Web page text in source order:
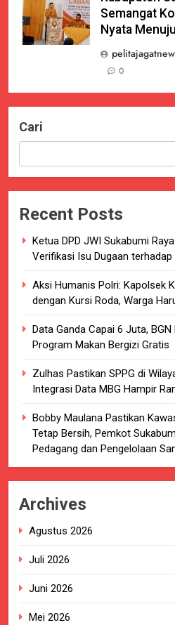
Semangat
Nyata
0
Cari
Recent Posts
Ketua DPD JWI Sukabumi
Verifikasi Isu Dugaan terhadap
Aksi Humanis Polri: Kapolsek
dengan Kursi Roda, Warga
Data Ganda Capai 6 Juta,
Program Makan Bergizi Gratis
Zulhas Pastikan SPPG di
Integrasi Data MBG Hampir
Bobby Maulana Pastikan
Tetap Bersih, Pemkot
Pedagang dan Pengelolaan
Archives
Agustus 2026
Juli 2026
Juni 2026
Mei 2026